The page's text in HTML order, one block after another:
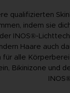
qualifizierten
indem sie
INOS®-
Haare auch
alle
Bikinizone und